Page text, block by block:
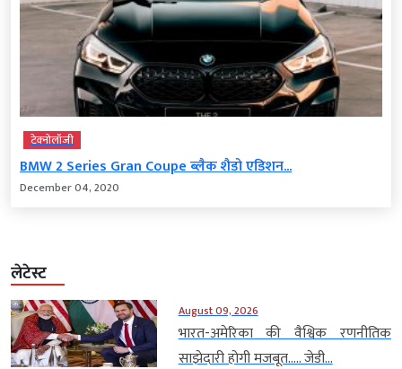
टेक्‍नोलॉजी
BMW 2 Series Gran Coupe ब्लैक शैडो एडिशन...
December 04, 2020
लेटेस्ट
August 09, 2026
भारत-अमेरिका की वैश्विक रणनीतिक
साझेदारी होगी मजबूत….. जेडी...